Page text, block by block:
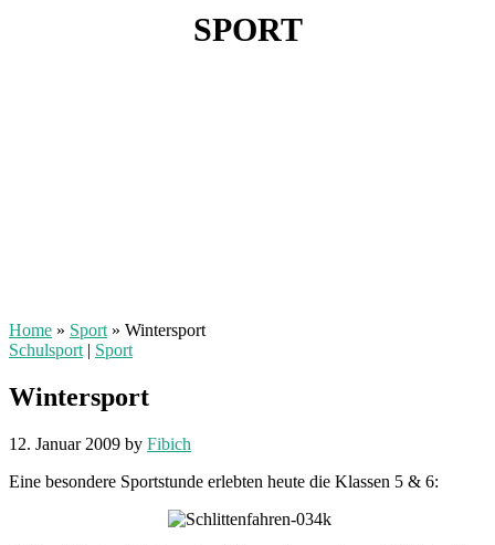
SPORT
Home » Sport » Wintersport
Schulsport | Sport
Wintersport
12. Januar 2009 by Fibich
Eine besondere Sportstunde erlebten heute die Klassen 5 & 6: